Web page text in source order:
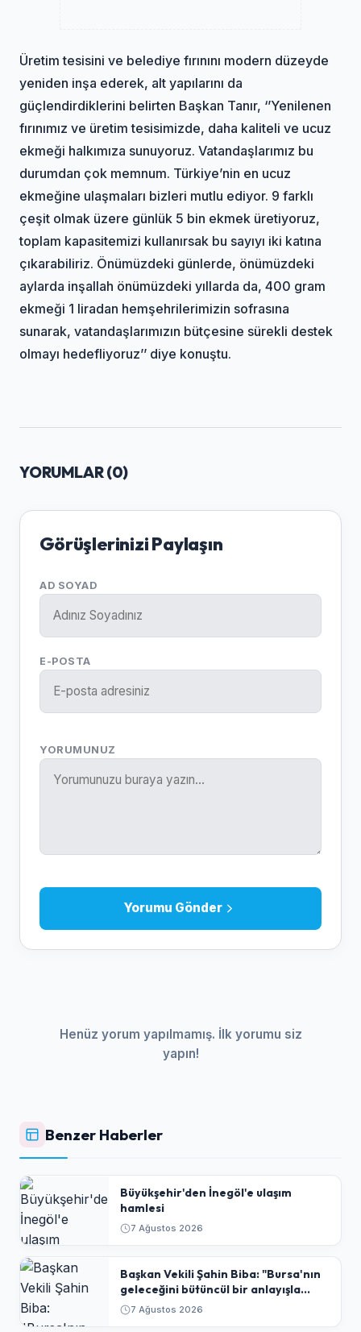
Üretim tesisini ve belediye fırınını modern düzeyde
yeniden inşa ederek, alt yapılarını da
güçlendirdiklerini belirten Başkan Tanır, ‘’Yenilenen
fırınımız ve üretim tesisimizde, daha kaliteli ve ucuz
ekmeği halkımıza sunuyoruz. Vatandaşlarımız bu
durumdan çok memnum. Türkiye’nin en ucuz
ekmeğine ulaşmaları bizleri mutlu ediyor. 9 farklı
çeşit olmak üzere günlük 5 bin ekmek üretiyoruz,
toplam kapasitemizi kullanırsak bu sayıyı iki katına
çıkarabiliriz. Önümüzdeki günlerde, önümüzdeki
aylarda inşallah önümüzdeki yıllarda da, 400 gram
ekmeği 1 liradan hemşehrilerimizin sofrasına
sunarak, vatandaşlarımızın bütçesine sürekli destek
olmayı hedefliyoruz’’ diye konuştu.
YORUMLAR (0)
Görüşlerinizi Paylaşın
AD SOYAD
E-POSTA
YORUMUNUZ
Yorumu Gönder
Henüz yorum yapılmamış. İlk yorumu siz
yapın!
Benzer Haberler
Büyükşehir'den İnegöl'e ulaşım
hamlesi
7 Ağustos 2026
Başkan Vekili Şahin Biba: "Bursa'nın
geleceğini bütüncül bir anlayışla
planlıyoruz"
7 Ağustos 2026